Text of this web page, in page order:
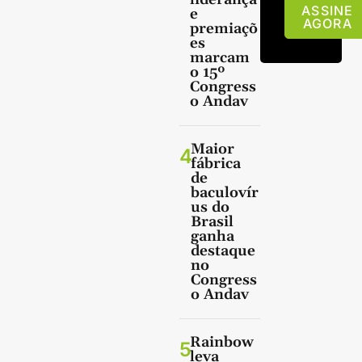
e
premiaçõ
es
marcam
o 15º
Congress
o Andav
4Maior
fábrica
de
baculovír
us do
Brasil
ganha
destaque
no
Congress
o Andav
5Rainbow
leva
ASSINE
AGORA